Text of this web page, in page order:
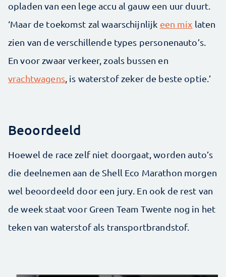
opladen van een lege accu al gauw een uur duurt.
‘Maar de toekomst zal waarschijnlijk een mix laten
zien van de verschillende types personenauto’s.
En voor zwaar verkeer, zoals bussen en
vrachtwagens, is waterstof zeker de beste optie.’
Beoordeeld
Hoewel de race zelf niet doorgaat, worden auto’s
die deelnemen aan de Shell Eco Marathon morgen
wel beoordeeld door een jury. En ook de rest van
de week staat voor Green Team Twente nog in het
teken van waterstof als transportbrandstof.